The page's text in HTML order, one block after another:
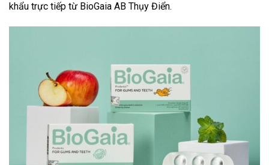
khẩu trực tiếp từ BioGaia AB Thụy Điển.